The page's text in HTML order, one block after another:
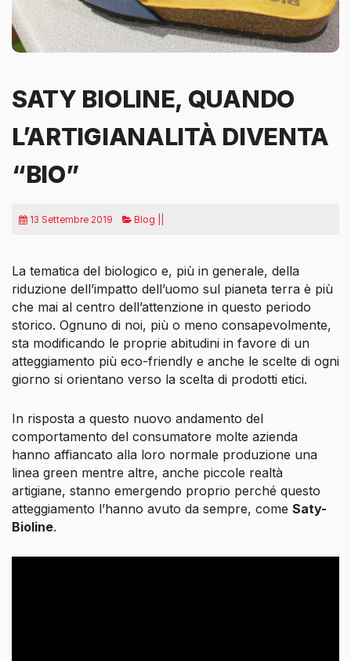
SATY BIOLINE, QUANDO
L’ARTIGIANALITÀ DIVENTA
“BIO”
13 Settembre 2019 Blog ||
La tematica del biologico e, più in generale, della
riduzione dell’impatto dell’uomo sul pianeta terra è più
che mai al centro dell’attenzione in questo periodo
storico. Ognuno di noi, più o meno consapevolmente,
sta modificando le proprie abitudini in favore di un
atteggiamento più eco-friendly e anche le scelte di ogni
giorno si orientano verso la scelta di prodotti etici.
In risposta a questo nuovo andamento del
comportamento del consumatore molte azienda
hanno affiancato alla loro normale produzione una
linea green mentre altre, anche piccole realtà
artigiane, stanno emergendo proprio perché questo
atteggiamento l’hanno avuto da sempre, come Saty-
Bioline.